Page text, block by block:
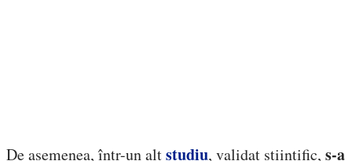
De asemenea, într-un altstudiu, validat științific, s-a